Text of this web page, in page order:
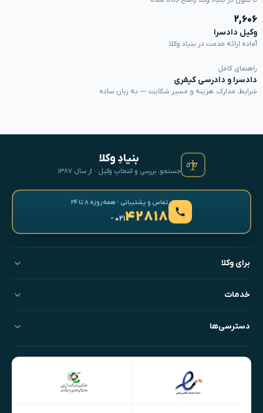
۲,۶۰۶
وکیل دادسرا
آماده ارائه خدمت در بنیاد وکلا
راهنمای کامل
دادسرا و دادرسی کیفری
شرایط، مدارک، هزینه و مسیر شکایت — به زبان ساده
بنیادِ وکلا
جستجو، بررسی و انتخابِ وکیل · از سال ۱۳۸۷
تماس و پشتیبانی · همه‌روزه ۸ تا ۲۴
۴۲۸۱۸- ۰۲۱
برای وکلا
خدمات
دسترسی‌ها